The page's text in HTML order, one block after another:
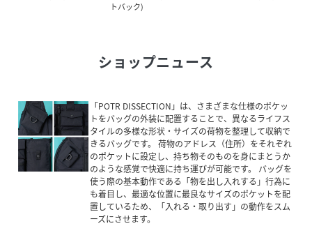
トバック)
ショップニュース
「POTR DISSECTION」は、さまざまな仕様のポケッ
トをバッグの外装に配置することで、異なるライフス
タイルの多様な形状・サイズの荷物を整理して収納で
きるバッグです。 荷物のアドレス（住所）をそれぞれ
のポケットに設定し、持ち物そのものを身にまとうか
のような感覚で快適に持ち運びが可能です。 バッグを
使う際の基本動作である「物を出し入れする」行為に
も着目し、最適な位置に最良なサイズのポケットを配
置しているため、「入れる・取り出す」の動作をスム
ーズにさせます。